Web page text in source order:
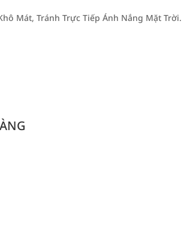
Mát, Tránh Trực Tiếp Ánh Nắng Mặt Trời.